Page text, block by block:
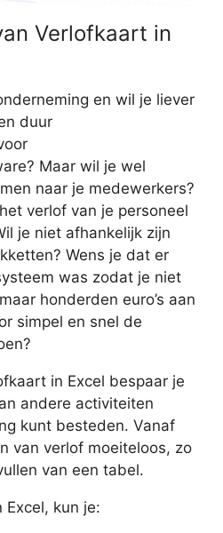
Verlofkaart in
en wil je liever
duur
Maar wil je wel
naar je medewerkers?
verlof van je personeel
je niet afhankelijk zijn
Wens je dat er
was zodat je niet
honderden euro’s aan
simpel en snel de
in Excel bespaar je
andere activiteiten
kunt besteden. Vanaf
van verlof moeiteloos, zo
van een tabel.
kun je: